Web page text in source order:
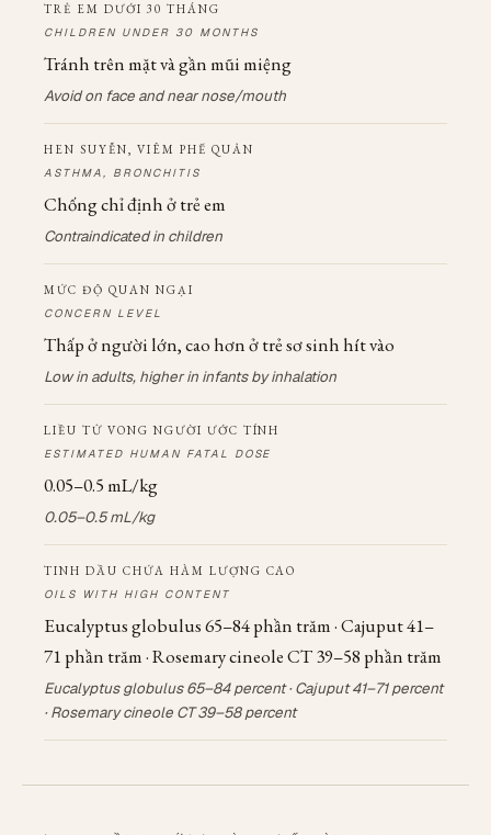
TRẺ EM DƯỚI 30 THÁNG
CHILDREN UNDER 30 MONTHS
Tránh trên mặt và gần mũi miệng
Avoid on face and near nose/mouth
HEN SUYỄN, VIÊM PHẾ QUẢN
ASTHMA, BRONCHITIS
Chống chỉ định ở trẻ em
Contraindicated in children
MỨC ĐỘ QUAN NGẠI
CONCERN LEVEL
Thấp ở người lớn, cao hơn ở trẻ sơ sinh hít vào
Low in adults, higher in infants by inhalation
LIỀU TỬ VONG NGƯỜI ƯỚC TÍNH
ESTIMATED HUMAN FATAL DOSE
0.05–0.5 mL/kg
0.05–0.5 mL/kg
TINH DẦU CHỨA HÀM LƯỢNG CAO
OILS WITH HIGH CONTENT
Eucalyptus globulus 65–84 phần trăm · Cajuput 41–
71 phần trăm · Rosemary cineole CT 39–58 phần trăm
Eucalyptus globulus 65–84 percent · Cajuput 41–71 percent
· Rosemary cineole CT 39–58 percent